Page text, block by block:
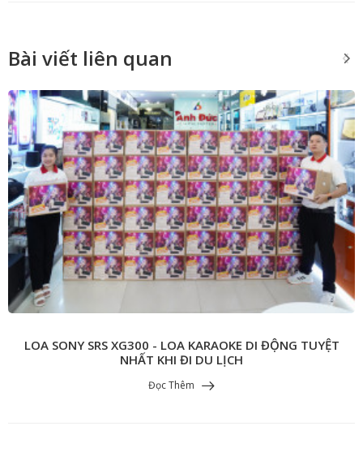
Bài viết liên quan
LOA SONY SRS XG300 - LOA KARAOKE DI ĐỘNG TUYỆT
NHẤT KHI ĐI DU LỊCH
Đọc Thêm